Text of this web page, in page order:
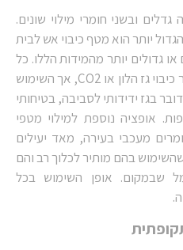
ובשני חומרי מילוי שונים.
הקטן שוקל 3 ק"ג, והגדול יותר הוא מטף כיבוי אש לבית
או גדולים יותר מהמידות הללו. כל
גז הלון או CO2, אך השימוש
בגז ידידותי לסביבה, בטיחותי
אופציה נוספת למילוי מטפי
מעכבי בעירה, מאד יעילים
בהם מותיר לכלוך רב והם
שבמקום. אופן השימוש בכל